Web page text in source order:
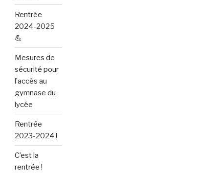
Rentrée
2024-2025
💪
Mesures de
sécurité pour
l’accès au
gymnase du
lycée
Rentrée
2023-2024 !
C’est la
rentrée !